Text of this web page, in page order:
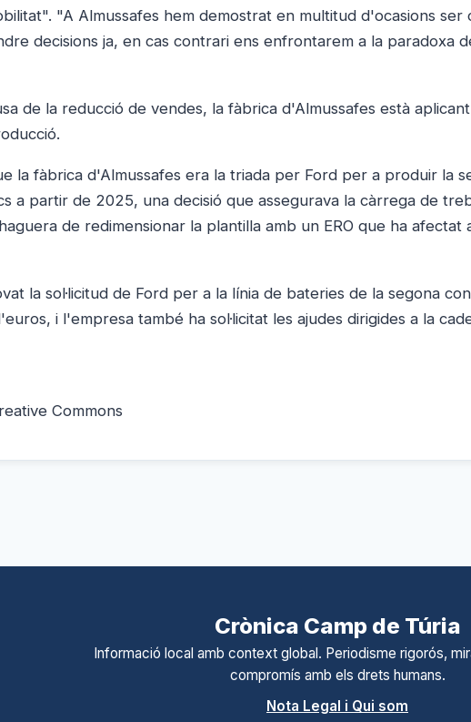
"A Almussafes hem demostrat en multitud d'ocasions ser
decisions ja, en cas contrari ens enfrontarem a la paradoxa
de la reducció de vendes, la fàbrica d'Almussafes està
la fàbrica d'Almussafes era la triada per Ford per a produir la
a partir de 2025, una decisió que assegurava la càrrega de
de redimensionar la plantilla amb un ERO que ha afectat
la sol·licitud de Ford per a la línia de bateries de la segona
i l'empresa també ha sol·licitat les ajudes dirigides a la
Commons
Crònica Camp de Túria
Informació local amb context global. Periodisme rigorós,
compromís amb els drets humans.
Nota Legal i Qui som